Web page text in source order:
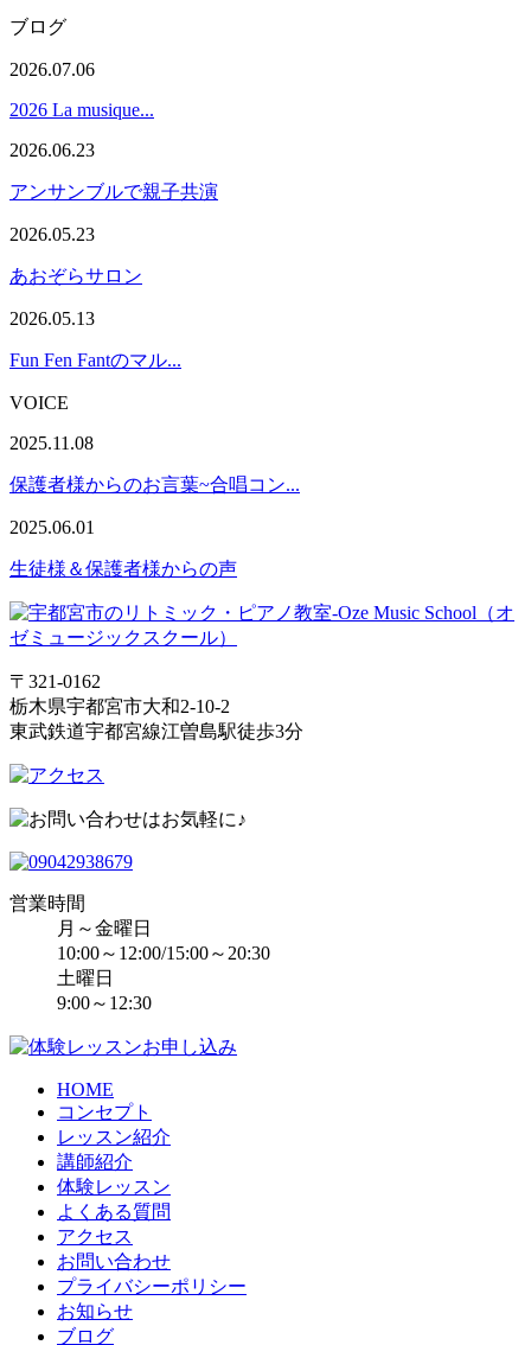
ブログ
2026.07.06
2026 La musique...
2026.06.23
アンサンブルで親子共演
2026.05.23
あおぞらサロン
2026.05.13
Fun Fen Fantのマル...
VOICE
2025.11.08
保護者様からのお言葉~合唱コン...
2025.06.01
生徒様＆保護者様からの声
〒321-0162
栃木県宇都宮市大和2-10-2
東武鉄道宇都宮線江曽島駅徒歩3分
営業時間
月～金曜日
10:00～12:00/15:00～20:30
土曜日
9:00～12:30
HOME
コンセプト
レッスン紹介
講師紹介
体験レッスン
よくある質問
アクセス
お問い合わせ
プライバシーポリシー
お知らせ
ブログ